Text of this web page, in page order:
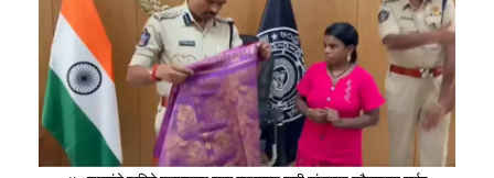
सरासरी:33.45
स्ट्राइक रेट:153.97
त्याच्या दमदार फलंदाजीमुळे त्याच्या संघाला स्पर्धेत
तिसरे स्थानमिळवण्यात मोठी मदत झाली.